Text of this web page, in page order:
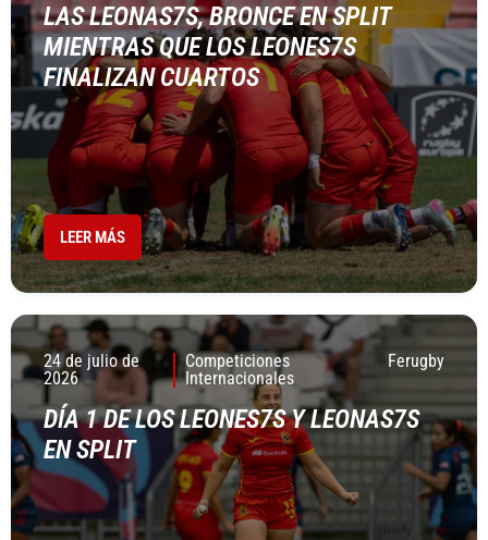
LAS LEONAS7S, BRONCE EN SPLIT
MIENTRAS QUE LOS LEONES7S
FINALIZAN CUARTOS
LEER MÁS
24 de julio de
2026
Competiciones
Internacionales
Ferugby
DÍA 1 DE LOS LEONES7S Y LEONAS7S
EN SPLIT